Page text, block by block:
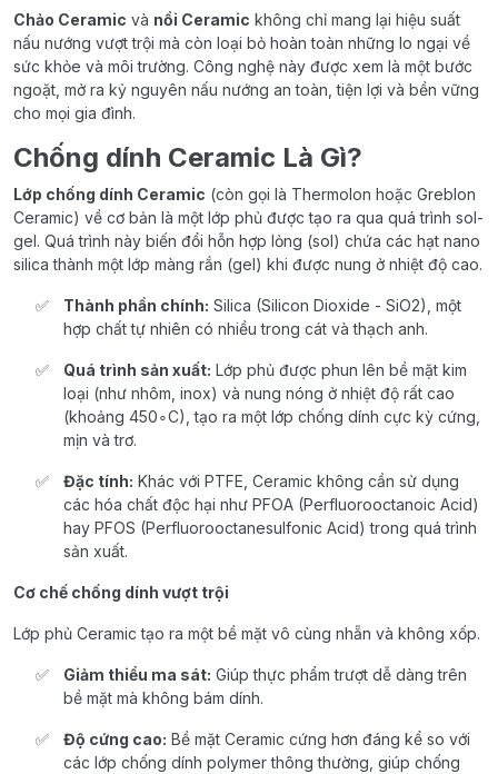
Chảo Ceramic và nồi Ceramic không chỉ mang lại hiệu suất
nấu nướng vượt trội mà còn loại bỏ hoàn toàn những lo ngại về
sức khỏe và môi trường. Công nghệ này được xem là một bước
ngoặt, mở ra kỷ nguyên nấu nướng an toàn, tiện lợi và bền vững
cho mọi gia đình.
Chống dính Ceramic Là Gì?
Lớp chống dính Ceramic (còn gọi là Thermolon hoặc Greblon
Ceramic) về cơ bản là một lớp phủ được tạo ra qua quá trình sol-
gel. Quá trình này biến đổi hỗn hợp lỏng (sol) chứa các hạt nano
silica thành một lớp màng rắn (gel) khi được nung ở nhiệt độ cao.
Thành phần chính: Silica (Silicon Dioxide - SiO2), một
hợp chất tự nhiên có nhiều trong cát và thạch anh.
Quá trình sản xuất: Lớp phủ được phun lên bề mặt kim
loại (như nhôm, inox) và nung nóng ở nhiệt độ rất cao
(khoảng 450∘C), tạo ra một lớp chống dính cực kỳ cứng,
mịn và trơ.
Đặc tính: Khác với PTFE, Ceramic không cần sử dụng
các hóa chất độc hại như PFOA (Perfluorooctanoic Acid)
hay PFOS (Perfluorooctanesulfonic Acid) trong quá trình
sản xuất.
Cơ chế chống dính vượt trội
Lớp phủ Ceramic tạo ra một bề mặt vô cùng nhẵn và không xốp.
Giảm thiểu ma sát: Giúp thực phẩm trượt dễ dàng trên
bề mặt mà không bám dính.
Độ cứng cao: Bề mặt Ceramic cứng hơn đáng kể so với
các lớp chống dính polymer thông thường, giúp chống